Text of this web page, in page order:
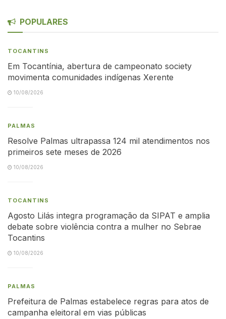
POPULARES
TOCANTINS
Em Tocantínia, abertura de campeonato society
movimenta comunidades indígenas Xerente
10/08/2026
PALMAS
Resolve Palmas ultrapassa 124 mil atendimentos nos
primeiros sete meses de 2026
10/08/2026
TOCANTINS
Agosto Lilás integra programação da SIPAT e amplia
debate sobre violência contra a mulher no Sebrae
Tocantins
10/08/2026
PALMAS
Prefeitura de Palmas estabelece regras para atos de
campanha eleitoral em vias públicas